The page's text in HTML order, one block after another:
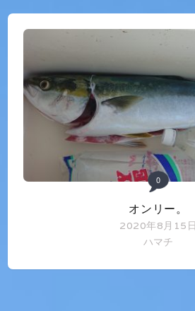
0
オンリー。
2020年8月15日
ハマチ